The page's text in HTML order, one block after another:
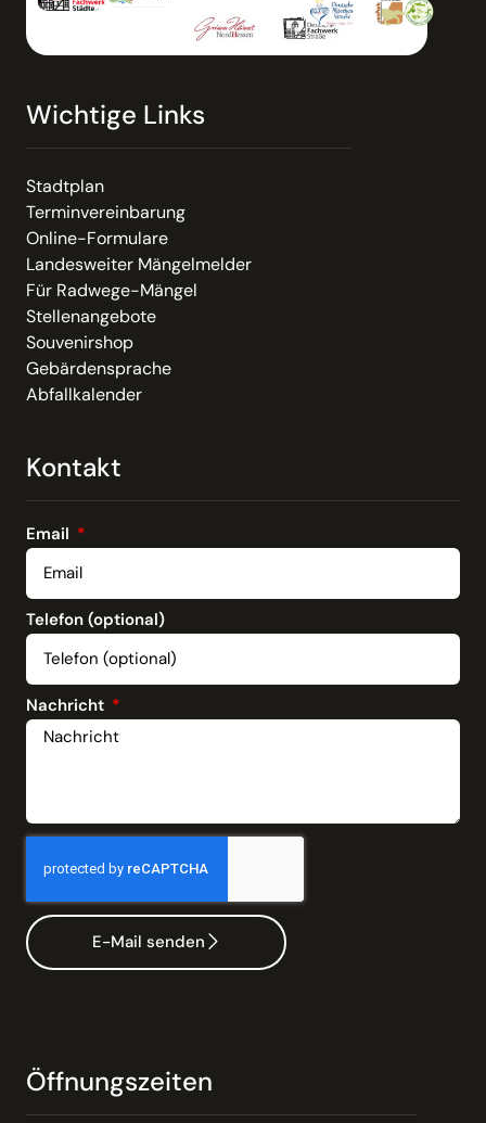
Wichtige Links
Stadtplan
Terminvereinbarung
Online-Formulare
Landesweiter Mängelmelder
Für Radwege-Mängel
Stellenangebote
Souvenirshop
Gebärdensprache
Abfallkalender
Kontakt
Email
Telefon (optional)
Nachricht
E-Mail senden
Öffnungszeiten